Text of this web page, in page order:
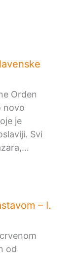
Orden
novo
je
Svi
– I.
od